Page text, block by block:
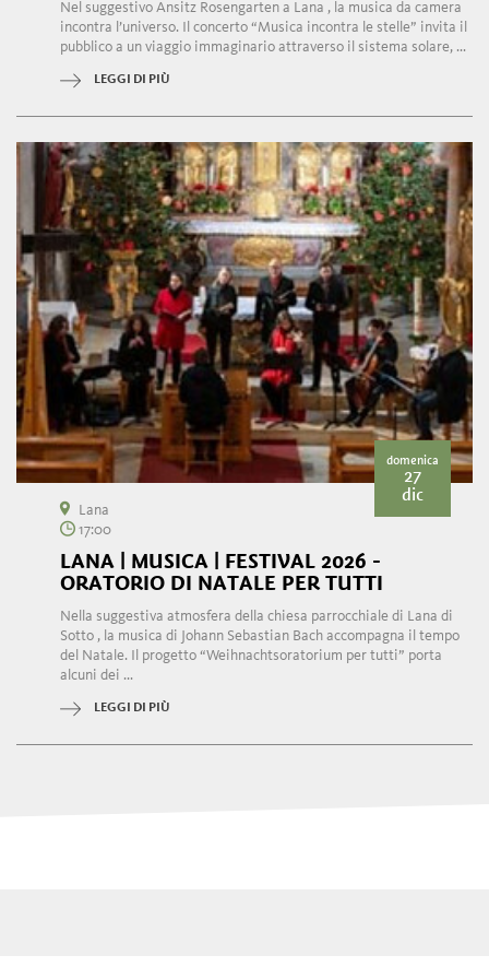
Nel suggestivo Ansitz Rosengarten a Lana , la musica da camera
incontra l’universo. Il concerto “Musica incontra le stelle” invita il
pubblico a un viaggio immaginario attraverso il sistema solare, ...
LEGGI DI PIÙ
domenica
27
dic
Lana
17:00
LANA | MUSICA | FESTIVAL 2026 -
ORATORIO DI NATALE PER TUTTI
Nella suggestiva atmosfera della chiesa parrocchiale di Lana di
Sotto , la musica di Johann Sebastian Bach accompagna il tempo
del Natale. Il progetto “Weihnachtsoratorium per tutti” porta
alcuni dei ...
LEGGI DI PIÙ